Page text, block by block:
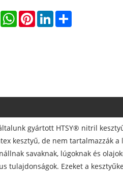
WhatsAppPinterestLinkedInShare
gyártott HTSY® nitril
kesztyű, de nem tartalmazzák
savaknak, lúgoknak és
tulajdonságok. Ezeket a